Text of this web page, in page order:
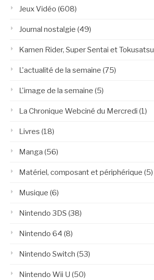
Jeux Vidéo (608)
Journal nostalgie (49)
Kamen Rider, Super Sentai et Tokusatsu
L'actualité de la semaine (75)
L'image de la semaine (5)
La Chronique Webciné du Mercredi (1)
Livres (18)
Manga (56)
Matériel, composant et périphérique (5)
Musique (6)
Nintendo 3DS (38)
Nintendo 64 (8)
Nintendo Switch (53)
Nintendo Wii U (50)